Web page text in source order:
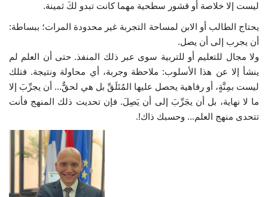
ليست إلا خلاصة أو قشور سطحية مهما كانت تبدو لكَ ثمينة.
يحتاج الطالب أو الابن لمساحة التجربة غير محدودة المرات؛ ببساطة:
أن يجرب إلى أن يصل.
ولا مجال للتعليم أو للتربية سوى عبر ذلك المنفذ. حتى أن العلم لم
ينشأ إلا عن هذا الأسلوب: ملاحظة وجربة، أي محاولة ونتيجة. فتلك
ليست بمِنَّةٍ، أو رفاهية يحصل عليها المُتَلَقِّ بل هي لحقٌّ... أن يجرِّبَ إلا
ما لا نهاية، بل أن يجَرِّبَ إلى أن يَصِلَ. فإن تحديت ذلك المنهج فأنت
تتحدى منهج العلم... وحسبك ذاك!.